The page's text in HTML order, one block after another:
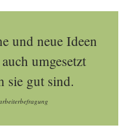
und neue Ideen
umgesetzt
sie gut sind.